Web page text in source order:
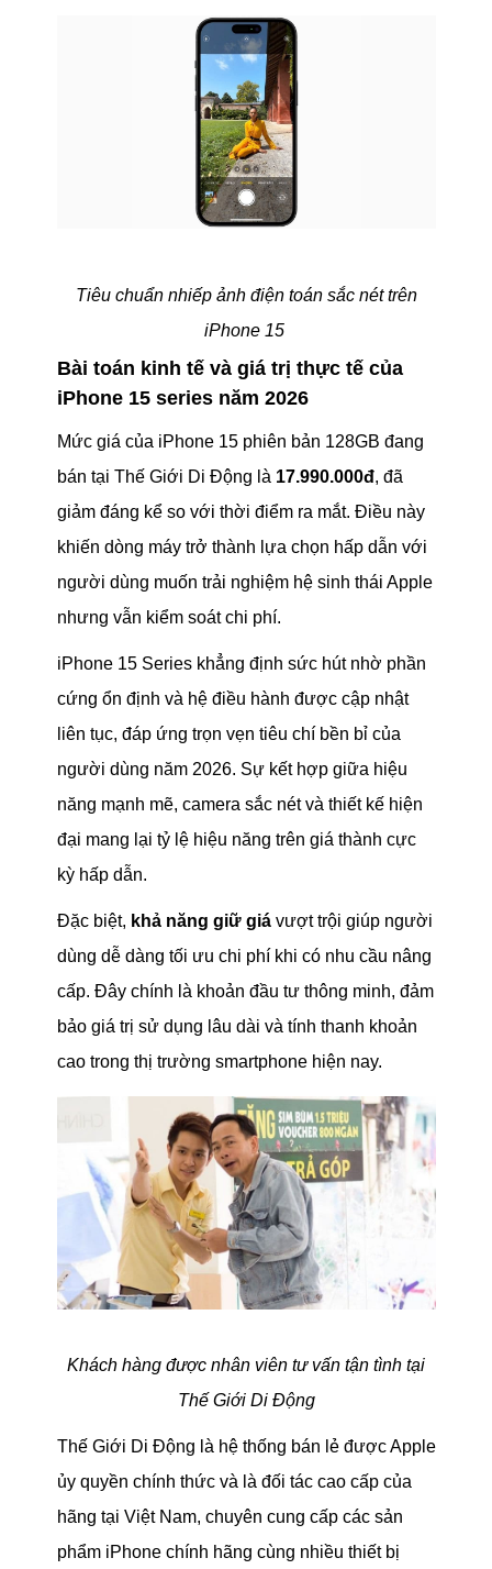
Tiêu chuẩn nhiếp ảnh điện toán sắc nét trên
iPhone 15
Bài toán kinh tế và giá trị thực tế của
iPhone 15 series năm 2026
Mức giá của iPhone 15 phiên bản 128GB đang
bán tại Thế Giới Di Động là 17.990.000đ, đã
giảm đáng kể so với thời điểm ra mắt. Điều này
khiến dòng máy trở thành lựa chọn hấp dẫn với
người dùng muốn trải nghiệm hệ sinh thái Apple
nhưng vẫn kiểm soát chi phí.
iPhone 15 Series khẳng định sức hút nhờ phần
cứng ổn định và hệ điều hành được cập nhật
liên tục, đáp ứng trọn vẹn tiêu chí bền bỉ của
người dùng năm 2026. Sự kết hợp giữa hiệu
năng mạnh mẽ, camera sắc nét và thiết kế hiện
đại mang lại tỷ lệ hiệu năng trên giá thành cực
kỳ hấp dẫn.
Đặc biệt, khả năng giữ giávượt trội giúp người
dùng dễ dàng tối ưu chi phí khi có nhu cầu nâng
cấp. Đây chính là khoản đầu tư thông minh, đảm
bảo giá trị sử dụng lâu dài và tính thanh khoản
cao trong thị trường smartphone hiện nay.
Khách hàng được nhân viên tư vấn tận tình tại
Thế Giới Di Động
Thế Giới Di Động là hệ thống bán lẻ được Apple
ủy quyền chính thức và là đối tác cao cấp của
hãng tại Việt Nam, chuyên cung cấp các sản
phẩm iPhone chính hãng cùng nhiều thiết bị